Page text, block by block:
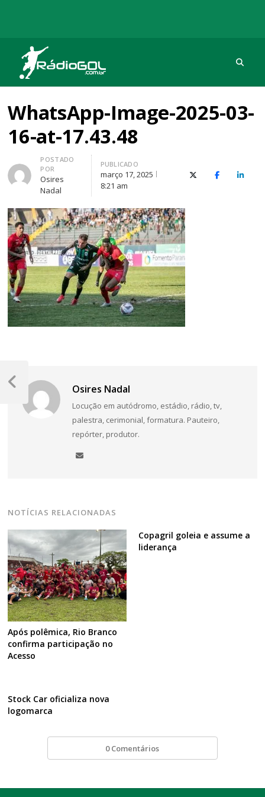
Rádio Gol
Há mais de 20 anos com as melhores coberturas
WhatsApp-Image-2025-03-
16-at-17.43.48
Autor
POSTADO
POR
Osires
Nadal
PUBLICADO
março 17, 2025
8:21 am
X (Twitter)Facebook
O
Osires Nadal
Locução em autódromo, estádio, rádio, tv,
palestra, cerimonial, formatura. Pauteiro,
repórter, produtor.
NOTÍCIAS RELACIONADAS
Após polêmica, Rio Branco
confirma participação no
Acesso
Copagril goleia e assume a
liderança
Stock Car oficializa nova
logomarca
0 Comentários
Navegação
de
Post
Post